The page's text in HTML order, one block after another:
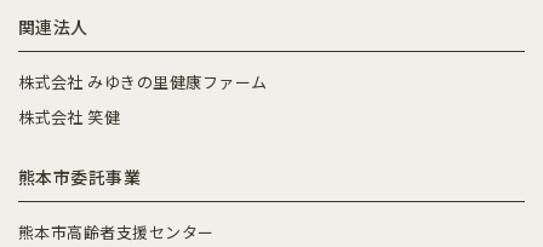
関連法人
株式会社 みゆきの里健康ファーム
株式会社 笑健
熊本市委託事業
熊本市高齢者支援センター